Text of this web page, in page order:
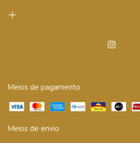
Meios de pagamento
Meios de envio